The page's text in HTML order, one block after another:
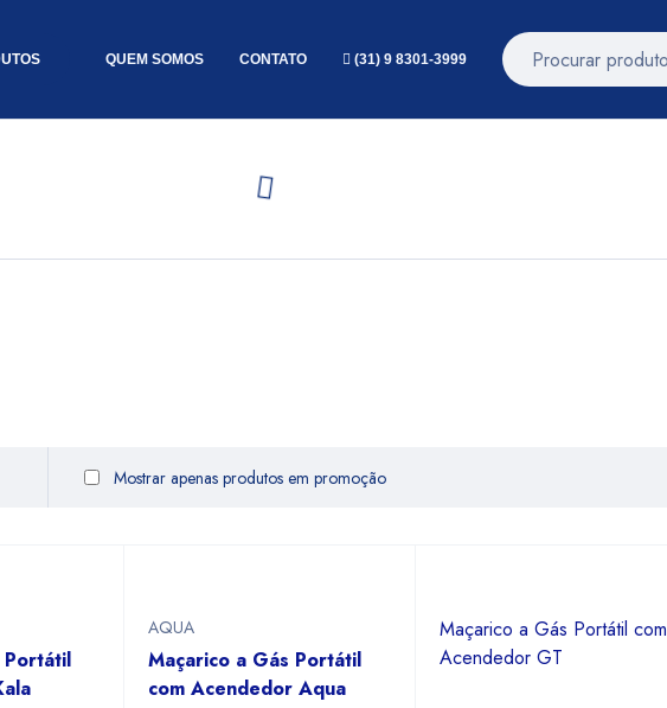
QUEM SOMOS CONTATO (31) 9 8301-3999
Mostrar apenas produtos em promoção
Portátil
AQUA
Maçarico a Gás Portátil
com Acendedor Aqua
Maçarico a Gás Portátil com
Acendedor GT